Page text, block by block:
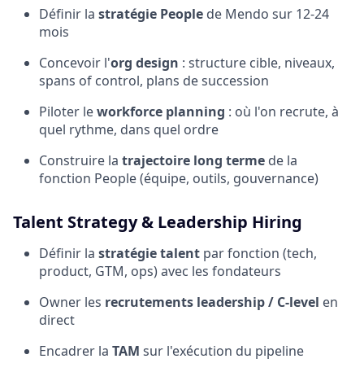
Définir la stratégie People de Mendo sur 12-24
mois
Concevoir l'org design : structure cible, niveaux,
spans of control, plans de succession
Piloter leworkforce planning : où l'on recrute, à
quel rythme, dans quel ordre
Construire la trajectoire long terme de la
fonction People (équipe, outils, gouvernance)
Talent Strategy & Leadership Hiring
Définir la stratégie talent par fonction (tech,
product, GTM, ops) avec les fondateurs
Owner les recrutements leadership / C-level en
direct
Encadrer la TAM sur l'exécution du pipeline